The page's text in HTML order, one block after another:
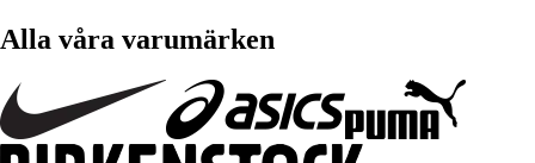
Alla våra varumärken